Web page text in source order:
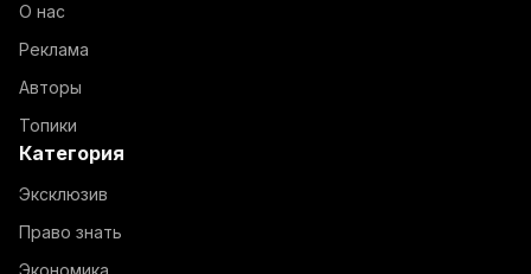
О нас
Реклама
Авторы
Топики
Категория
Эксклюзив
Право знать